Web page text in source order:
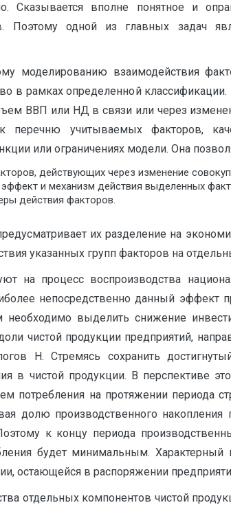
Сказывается вполне понятное и
Поэтому одной из главных задач
моделированию взаимодействия
в рамках определенной
ВВП или НД в связи или через
перечню учитываемых факторов,
или ограничениях модели. Она
действующих через изменение
и механизм действия выделенных
действия факторов.
их разделение на
указанных групп факторов на
на процесс воспроизводства
непосредственно данный эффект
выделить снижение
чистой продукции предприятий,
Н. Стремясь сохранить
в чистой продукции. В перспективе
потребления на протяжении периода
долю производственного
к концу периода
будет минимальным.
остающейся в распоряжении
отдельных компонентов чистой